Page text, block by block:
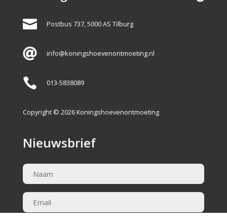
 Postbus 737, 5000 AS Tilburg
 info@koningshoevenontmoeting.nl
 013-5838089
Copyright © 2026 Koningshoevenontmoeting
Nieuwsbrief
Naam
Email (Vereist)